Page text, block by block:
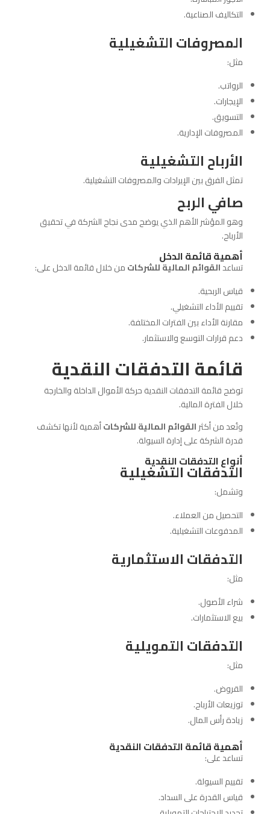
التكاليف الصناعية.
المصروفات التشغيلية
مثل:
الرواتب.
الإيجارات.
التسويق.
المصروفات الإدارية.
الأرباح التشغيلية
تمثل الفرق بين الإيرادات والمصروفات التشغيلية.
صافي الربح
وهو المؤشر الأهم الذي يوضح مدى نجاح الشركة في تحقيق
الأرباح.
أهمية قائمة الدخل
تساعدالقوائم المالية للشركاتمن خلال قائمة الدخل على:
قياس الربحية.
تقييم الأداء التشغيلي.
مقارنة الأداء بين الفترات المختلفة.
دعم قرارات التوسع والاستثمار.
قائمة التدفقات النقدية
توضح قائمة التدفقات النقدية حركة الأموال الداخلة والخارجة
خلال الفترة المالية.
وتُعد من أكثرالقوائم المالية للشركاتأهمية لأنها تكشف
قدرة الشركة على إدارة السيولة.
أنواع التدفقات النقدية
التدفقات التشغيلية
وتشمل:
التحصيل من العملاء.
المدفوعات التشغيلية.
التدفقات الاستثمارية
مثل:
شراء الأصول.
بيع الاستثمارات.
التدفقات التمويلية
مثل:
القروض.
توزيعات الأرباح.
زيادة رأس المال.
أهمية قائمة التدفقات النقدية
تساعد على:
تقييم السيولة.
قياس القدرة على السداد.